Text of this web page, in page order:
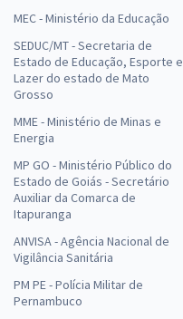
MEC - Ministério da Educação
SEDUC/MT - Secretaria de
Estado de Educação, Esporte e
Lazer do estado de Mato
Grosso
MME - Ministério de Minas e
Energia
MP GO - Ministério Público do
Estado de Goiás - Secretário
Auxiliar da Comarca de
Itapuranga
ANVISA - Agência Nacional de
Vigilância Sanitária
PM PE - Polícia Militar de
Pernambuco